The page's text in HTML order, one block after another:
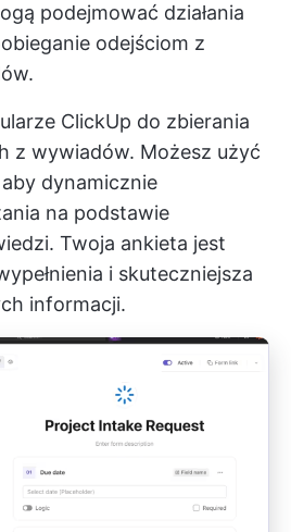
podejmować działania
odejściom z
ClickUp do zbierania
z wywiadów. Możesz użyć
dynamicznie
na podstawie
Twoja ankieta jest
i skuteczniejsza
informacji.